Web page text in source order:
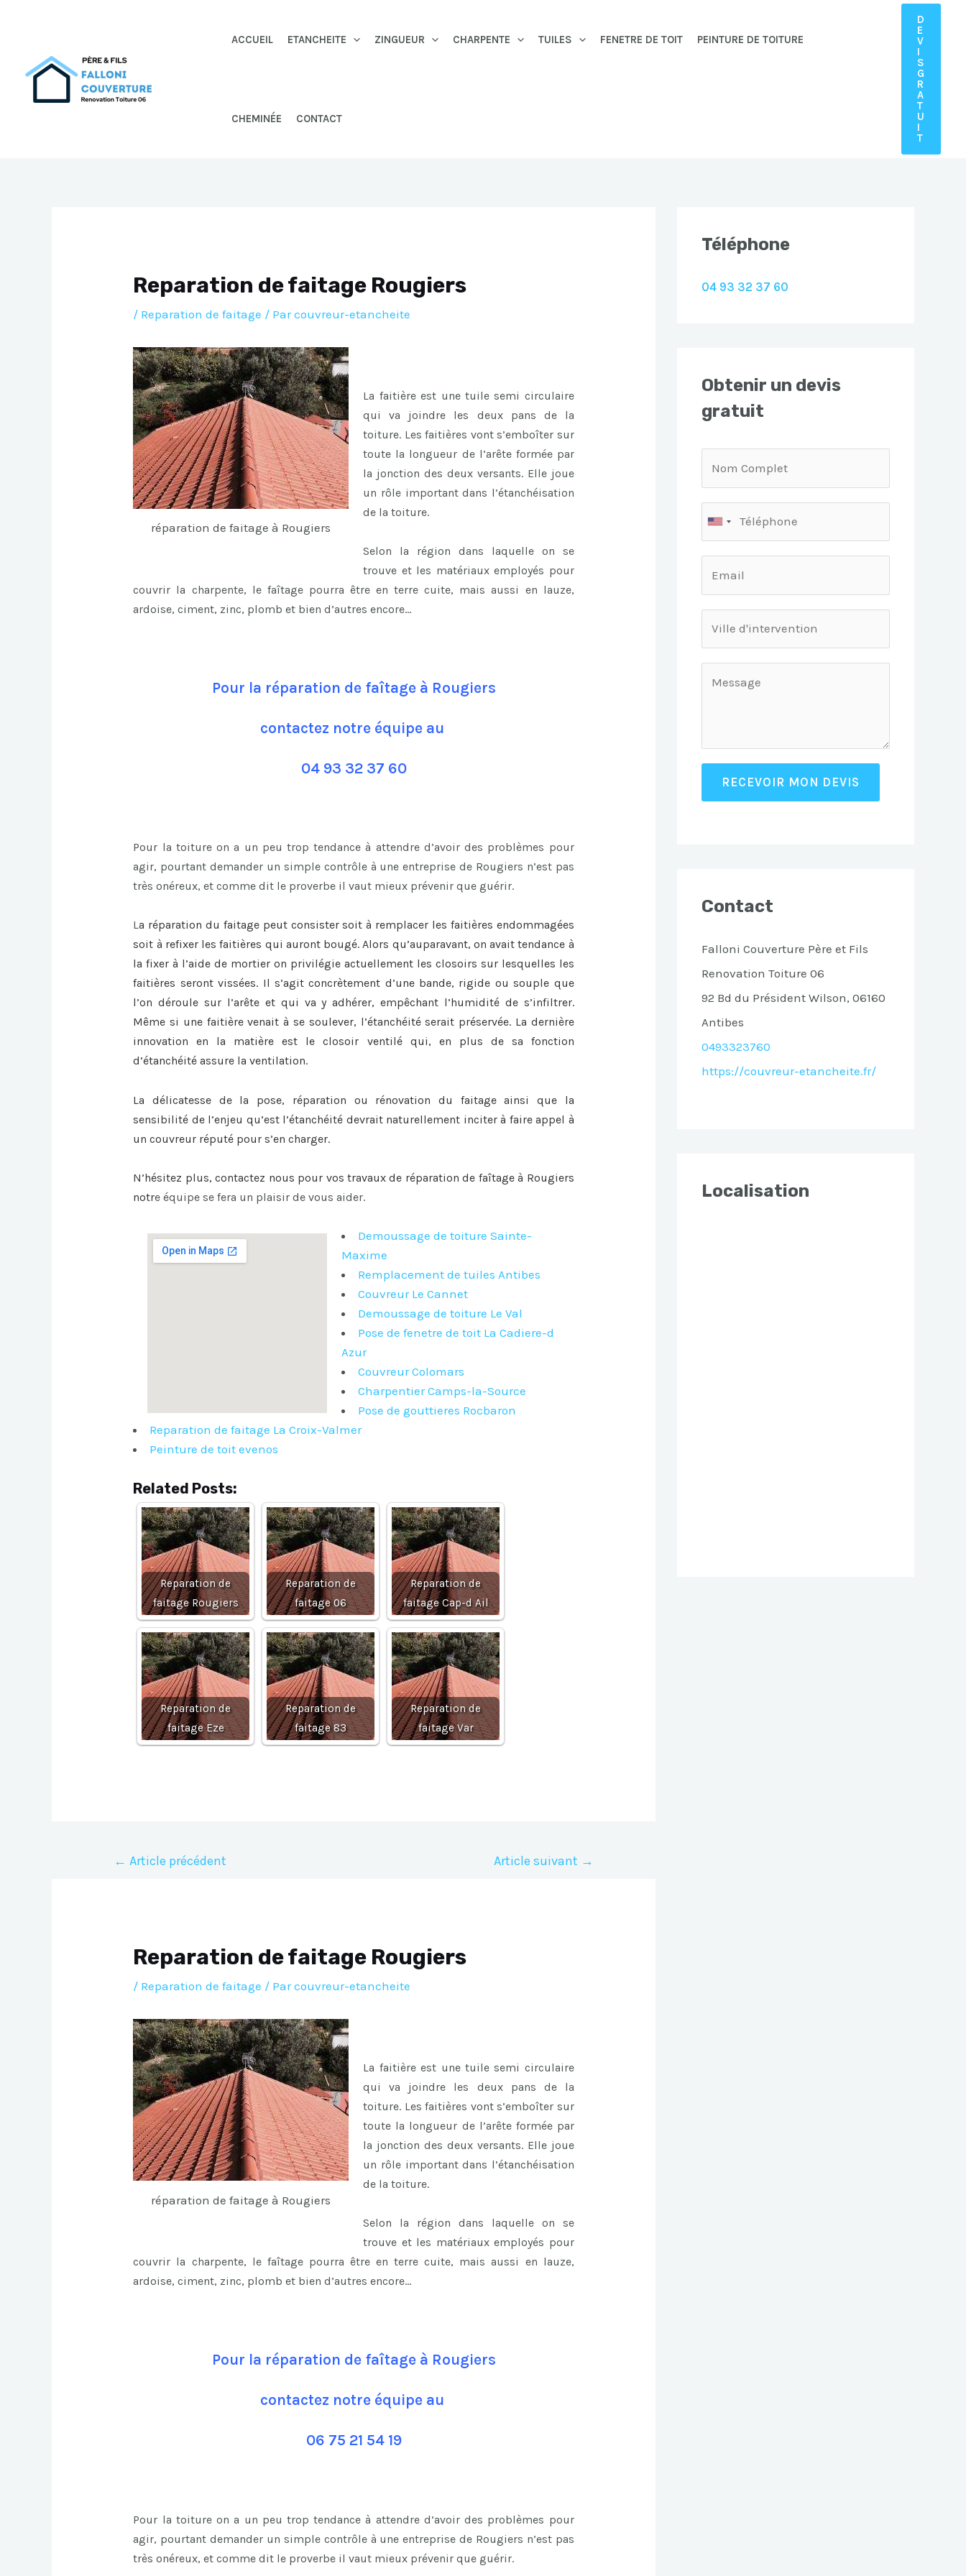
ACCUEIL ETANCHEITE ZINGUEUR CHARPENTE TUILES FENETRE DE TOIT PEINTURE DE TOITURE
CHEMINÉE CONTACT
D
E
V
I
S
G
R
A
T
U
I
T
Reparation de faitage Rougiers
/ Reparation de faitage / Parcouvreur-etancheite
réparation de faitage à Rougiers
La faitière est une tuile semi circulaire
qui va joindre les deux pans de la
toiture. Les faitières vont s’emboîter sur
toute la longueur de l’arête formée par
la jonction des deux versants. Elle joue
un rôle important dans l’étanchéisation
de la toiture.
Selon la région dans laquelle on se
trouve et les matériaux employés pour
couvrir la charpente, le faîtage pourra être en terre cuite, mais aussi en lauze,
ardoise, ciment, zinc, plomb et bien d’autres encore…
Pour la réparation de faîtage à Rougiers
contactez notre équipe au
04 93 32 37 60
Pour la toiture on a un peu trop tendance à attendre d’avoir des problèmes pour
agir, pourtant demander un simple contrôle à une entreprise de Rougiers n’est pas
très onéreux, et comme dit le proverbe il vaut mieux prévenir que guérir.
La réparation du faitage peut consister soit à remplacer les faitières endommagées
soit à refixer les faitières qui auront bougé. Alors qu’auparavant, on avait tendance à
la fixer à l’aide de mortier on privilégie actuellement les closoirs sur lesquelles les
faitières seront vissées. Il s’agit concrètement d’une bande, rigide ou souple que
l’on déroule sur l’arête et qui va y adhérer, empêchant l’humidité de s’infiltrer.
Même si une faitière venait à se soulever, l’étanchéité serait préservée. La dernière
innovation en la matière est le closoir ventilé qui, en plus de sa fonction
d’étanchéité assure la ventilation.
La délicatesse de la pose, réparation ou rénovation du faitageainsi que la
sensibilité de l’enjeu qu’est l’étanchéité devrait naturellement inciter à faire appel à
un couvreur réputé pour s’en charger.
N’hésitez plus, contactez nous pour vos travaux de réparation de faîtage à Rougiers
notre équipe se fera un plaisir de vous aider.
Demoussage de toiture Sainte-
Maxime
Remplacement de tuiles Antibes
Couvreur Le Cannet
Demoussage de toiture Le Val
Pose de fenetre de toit La Cadiere-d
Azur
Couvreur Colomars
Charpentier Camps-la-Source
Pose de gouttieres Rocbaron
Reparation de faitage La Croix-Valmer
Peinture de toit evenos
Related Posts:
Reparation de
faitage Rougiers
Reparation de
faitage 06
Reparation de
faitage Cap-d Ail
Reparation de
faitage Eze
Reparation de
faitage 83
Reparation de
faitage Var
Navigation
← Article précédent Article suivant →
Reparation de faitage Rougiers
/ Reparation de faitage / Parcouvreur-etancheite
réparation de faitage à Rougiers
La faitière est une tuile semi circulaire
qui va joindre les deux pans de la
toiture. Les faitières vont s’emboîter sur
toute la longueur de l’arête formée par
la jonction des deux versants. Elle joue
un rôle important dans l’étanchéisation
de la toiture.
Selon la région dans laquelle on se
trouve et les matériaux employés pour
couvrir la charpente, le faîtage pourra être en terre cuite, mais aussi en lauze,
ardoise, ciment, zinc, plomb et bien d’autres encore…
Pour la réparation de faîtage à Rougiers
contactez notre équipe au
06 75 21 54 19
Pour la toiture on a un peu trop tendance à attendre d’avoir des problèmes pour
agir, pourtant demander un simple contrôle à une entreprise de Rougiers n’est pas
très onéreux, et comme dit le proverbe il vaut mieux prévenir que guérir.
Téléphone
04 93 32 37 60
Obtenir un devis
gratuit
RECEVOIR MON DEVIS
Contact
Falloni Couverture Père et Fils
Renovation Toiture 06
92 Bd du Président Wilson, 06160
Antibes
0493323760
https://couvreur-etancheite.fr/
Localisation